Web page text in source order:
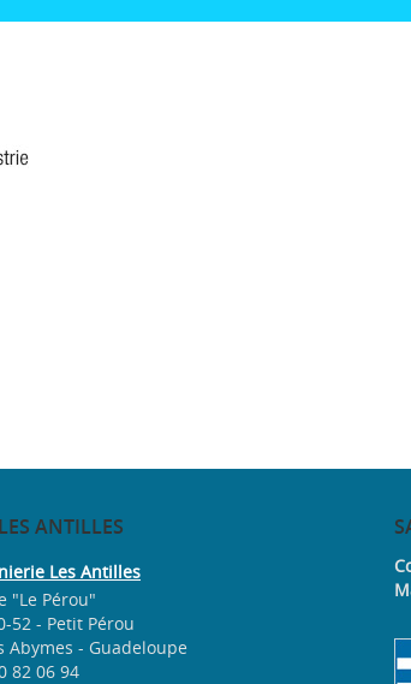
LES ANTILLES
Les Antilles
"Le Pérou"
52 - Petit Pérou
Abymes - Guadeloupe
82 06 94